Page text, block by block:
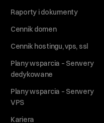
Raporty i dokumenty
Cennik domen
Cennik hostingu, vps, ssl
Plany wsparcia – Serwery
dedykowane
Plany wsparcia – Serwery
VPS
Kariera